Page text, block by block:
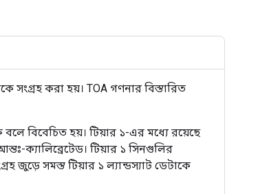
সংগ্রহ করা হয়। TOA গণনার বিস্তারিত
বিবেচিত হয়। টিয়ার ১-এর মধ্যে রয়েছে
ক্যালিব্রেটেড। টিয়ার ১ সিনগুলির
জুড়ে সমস্ত টিয়ার ১ ল্যান্ডস্যাট ডেটাকে